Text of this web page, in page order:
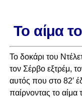
Το αίμα
Το δοκάρι του
τον Σέρβο εξτρέμ,
αυτός που στο 82′
παίρνοντας το